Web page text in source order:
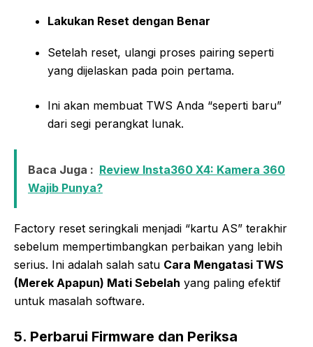
Lakukan Reset dengan Benar
Setelah reset, ulangi proses pairing seperti
yang dijelaskan pada poin pertama.
Ini akan membuat TWS Anda “seperti baru”
dari segi perangkat lunak.
Baca Juga : Review Insta360 X4: Kamera 360
Wajib Punya?
Factory reset seringkali menjadi “kartu AS” terakhir
sebelum mempertimbangkan perbaikan yang lebih
serius. Ini adalah salah satu Cara Mengatasi TWS
(Merek Apapun) Mati Sebelah yang paling efektif
untuk masalah software.
5. Perbarui Firmware dan Periksa